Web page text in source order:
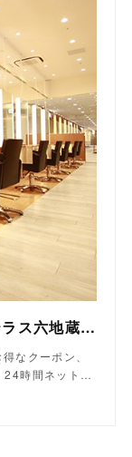
美容室 NYNY Mothers MOMOテラス六地蔵店｜ヘアサロン・美容院｜ニューヨークニューヨーク
なクーポン、
24時間ネット…